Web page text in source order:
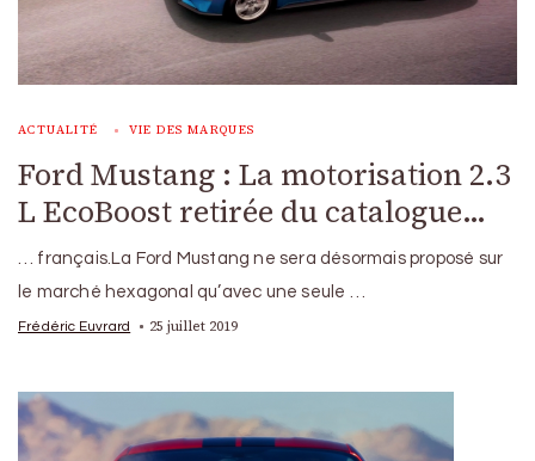
ACTUALITÉ VIE DES MARQUES
Ford Mustang : La motorisation 2.3
L EcoBoost retirée du catalogue…
… français.La Ford Mustang ne sera désormais proposé sur
le marché hexagonal qu’avec une seule …
Frédéric Euvrard 25 juillet 2019